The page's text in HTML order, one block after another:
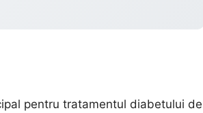
pentru tratamentul diabetului de